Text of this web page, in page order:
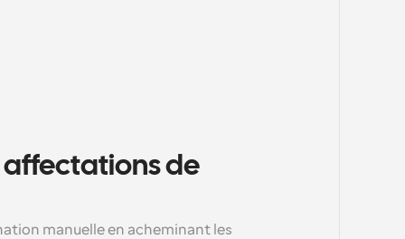
de
manuelle en acheminant les